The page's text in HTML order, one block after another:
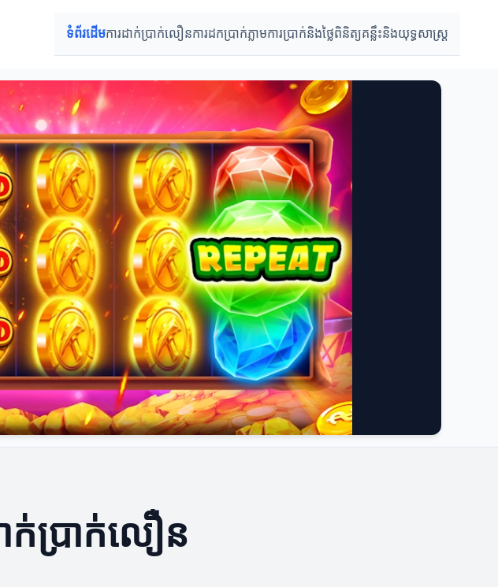
ទំព័រដើមការដាក់ប្រាក់លឿនការដកប្រាក់ភ្លាមការប្រាក់និងថ្លៃពិនិត្យគន្លឹះនិងយុទ្ធសាស្រ្ត
ក់ប្រាក់លឿន